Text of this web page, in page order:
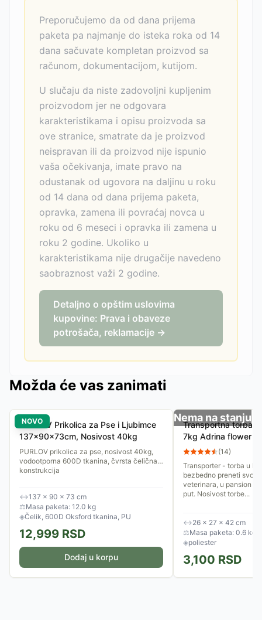
Preporučujemo da od dana prijema
paketa pa najmanje do isteka roka od 14
dana sačuvate kompletan proizvod sa
računom, dokumentacijom, kutijom.
U slučaju da niste zadovoljni kupljenim
proizvodom jer ne odgovara
karakteristikama i opisu proizvoda sa
ove stranice, smatrate da je proizvod
neispravan ili da proizvod nije ispunio
vaša očekivanja, imate pravo na
odustanak od ugovora na daljinu u roku
od 14 dana od dana prijema paketa,
opravka, zamena ili povraćaj novca u
roku od 6 meseci i opravka ili zamena u
roku 2 godine. Ukoliko u
karakteristikama nije drugačije navedeno
saobraznost važi 2 godine.
Detaljno o opštim uslovima
kupovine: Prava i obaveze
potrošača, reklamacije →
Možda će vas zanimati
NOVO
PURLOV Prikolica za Pse i Ljubimce
137x90x73cm, Nosivost 40kg
PURLOV prikolica za pse, nosivost 40kg,
vodootporna 600D tkanina, čvrsta čelična
konstrukcija
↔137 × 90 × 73 cm
⚖Masa paketa: 12.0 kg
◈Čelik, 600D Oksford tkanina, PU
12,999 RSD
Dodaj u korpu
Nema na stanju
Transportna torba
7kg Adrina flower
(14)
Transporter - torba u
bezbedno preneti svog
veterinara, u pansion ili
put. Nosivost torbe...
↔26 × 27 × 42 cm
⚖Masa paketa: 0.6 kg
◈poliester
3,100 RSD